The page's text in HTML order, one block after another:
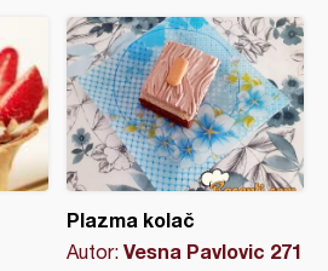
Plazma kolač
Autor: Vesna Pavlovic 271